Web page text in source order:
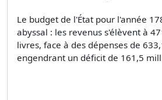
Le budget de l'État pour l'année
abyssal : les revenus s'élèvent à
livres, face à des dépenses de
engendrant un déficit de 161,5